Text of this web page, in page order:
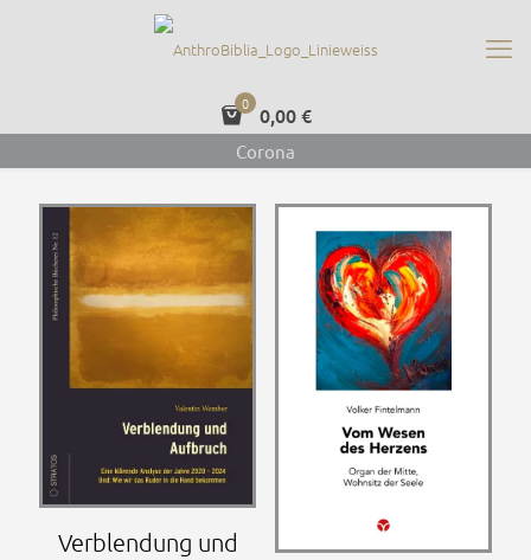
0 0,00 €
Corona
Verblendung und